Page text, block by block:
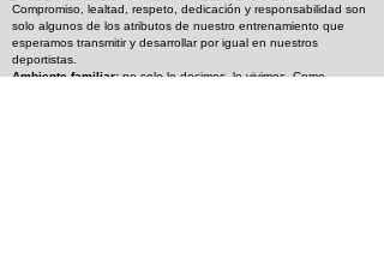
Compromiso, lealtad, respeto, dedicación y responsabilidad son
solo algunos de los atributos de nuestro entrenamiento que
esperamos transmitir y desarrollar por igual en nuestros
deportistas.
Ambiente familiar:no solo lo decimos, lo vivimos. Como